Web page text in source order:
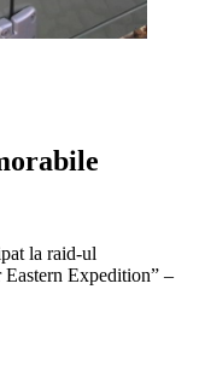
la raid-ul
Expedition” –